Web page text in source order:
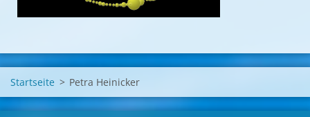
Startseite > Petra Heinicker